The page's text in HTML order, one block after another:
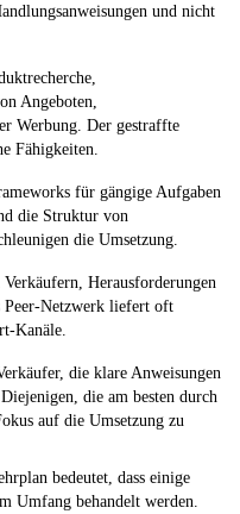
und nicht
Angeboten,
Werbung. Der gestraffte
Fähigkeiten.
für gängige Aufgaben
die Struktur von
die Umsetzung.
Herausforderungen
Peer-Netzwerk liefert oft
Kanäle.
die klare Anweisungen
die am besten durch
auf die Umsetzung zu
bedeutet, dass einige
Umfang behandelt werden.